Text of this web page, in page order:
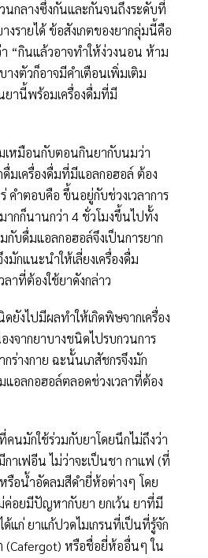
นกลางซึ่งกันและกันจนถึงระดับที่
รายได้ ข้อสังเกตของยากลุ่มนี้คือ
“กินแล้วอาจทำให้ง่วงนอน ห้าม
งตัวก็อาจมีคำเตือนเพิ่มเติม
ยานี้พร้อมเครื่องดื่มที่มี
เหมือนกับตอนกินยากับนมว่า
มเครื่องดื่มที่มีแอลกอฮอล์ ต้อง
คำตอบคือ ขึ้นอยู่กับช่วงเวลาการ
ากก็นานกว่า 4 ชั่วโมงขึ้นไปทั้ง
กับดื่มแอลกอฮอล์จึงเป็นการยาก
มักแนะนำให้เลี่ยงเครื่องดื่ม
าที่ต้องใช้ยาดังกล่าว
งไปมีผลทำให้เกิดพิษจากเครื่อง
งจากยาบางชนิดไปรบกวนการ
ร่างกาย ฉะนั้นเภสัชกรจึงมัก
แอลกอฮอล์ตลอดช่วงเวลาที่ต้อง
นมักใช้ร่วมกับยาโดยนึกไม่ถึงว่า
เฟอีน ไม่ว่าจะเป็นชา กาแฟ (ที่
อน้ำอัดลมสีดำยี่ห้อต่างๆ โดย
ค่อยมีปัญหากับยา ยกเว้น ยาที่มี
แก่ ยาแก้ปวดไมเกรนที่เป็นที่รู้จัก
(Cafergot) หรือชื่อยี่ห้ออื่นๆ ใน